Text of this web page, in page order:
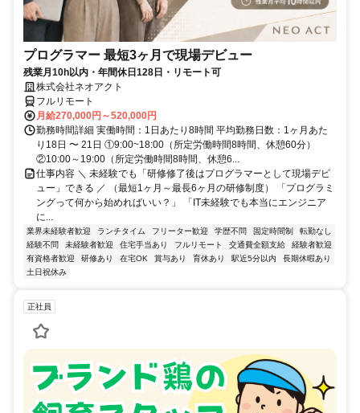
プログラマー 最短3ヶ月で現場デビュー
残業月10h以内・年間休日128日・リモート可
株式会社ネオアクト
フルリモート
月給270,000円～520,000円
勤務時間詳細 実働時間：1日あたり8時間 平均勤務日数：1ヶ月あた
り18日 〜 21日 ①9:00~18:00（所定労働時間8時間、休憩60分）
②10:00～19:00（所定労働時間8時間、休憩6...
仕事内容 ＼ 未経験でも「研修修了後はプログラマーとして現場デビ
ュー」できる ／ （最短1ヶ月～最長6ヶ月の研修制度） 「プログラミ
ングって何から始めればいい？」 「IT未経験でも本当にエンジニア
に...
業界未経験者歓迎 ランチタイム フリーター歓迎 学歴不問 固定時間制
転勤なし
経験不問
未経験者歓迎 住宅手当あり フルリモート 交通費全額支給
経験者歓迎
有資格者歓迎
研修あり 在宅OK 賞与あり 育休あり 駅近5分以内
長期休暇あり
土日祝休み
正社員